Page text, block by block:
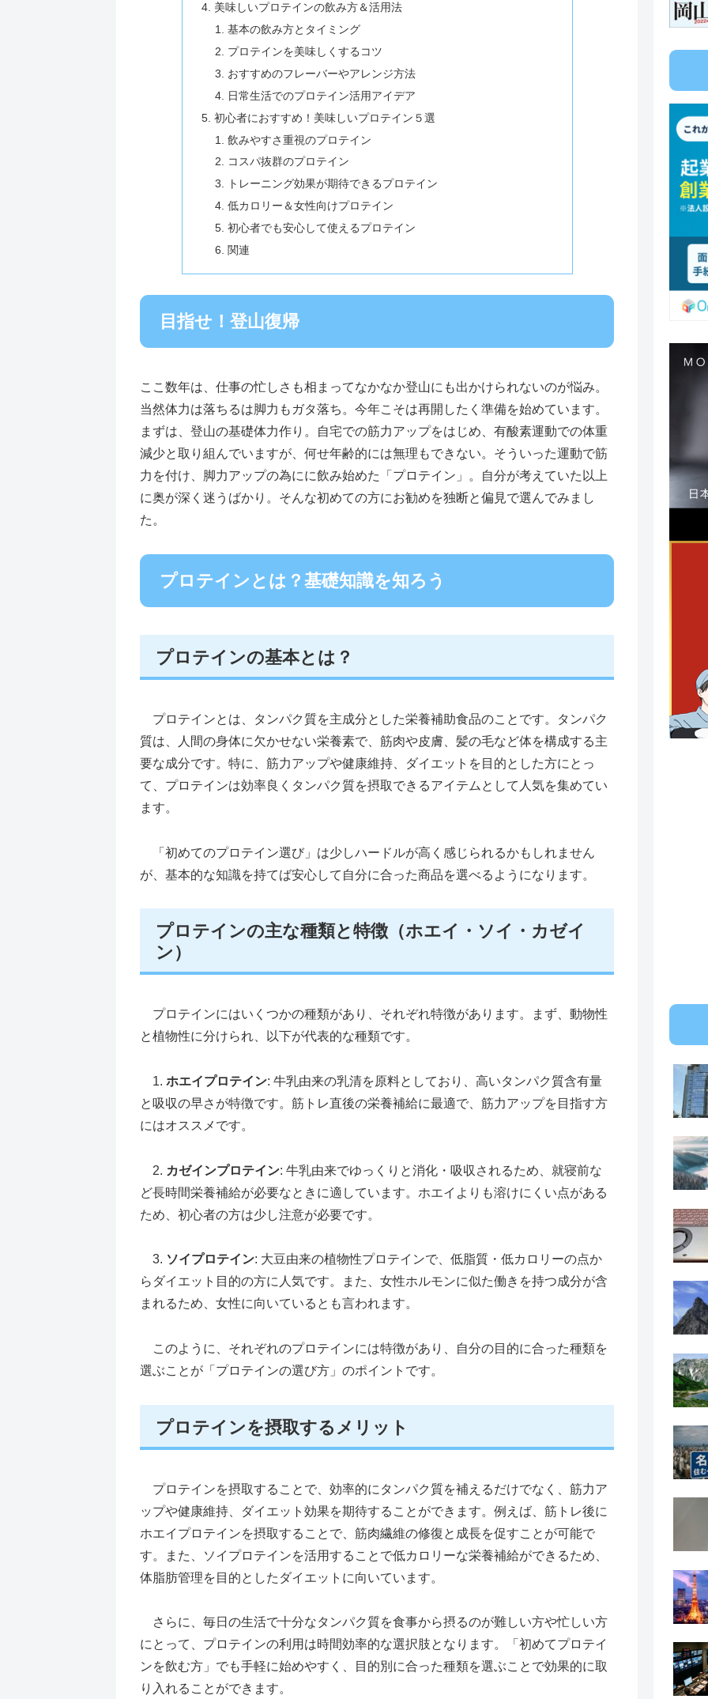
美味しいプロテインの飲み方＆活用法
基本の飲み方とタイミング
プロテインを美味しくするコツ
おすすめのフレーバーやアレンジ方法
日常生活でのプロテイン活用アイデア
初心者におすすめ！美味しいプロテイン５選
飲みやすさ重視のプロテイン
コスパ抜群のプロテイン
トレーニング効果が期待できるプロテイン
低カロリー＆女性向けプロテイン
初心者でも安心して使えるプロテイン
関連
目指せ！登山復帰
ここ数年は、仕事の忙しさも相まってなかなか登山にも出かけられないのが悩み。
当然体力は落ちるは脚力もガタ落ち。今年こそは再開したく準備を始めています。
まずは、登山の基礎体力作り。自宅での筋力アップをはじめ、有酸素運動での体重
減少と取り組んでいますが、何せ年齢的には無理もできない。そういった運動で筋
力を付け、脚力アップの為にに飲み始めた「プロテイン」。自分が考えていた以上
に奥が深く迷うばかり。そんな初めての方にお勧めを独断と偏見で選んでみまし
た。
プロテインとは？基礎知識を知ろう
プロテインの基本とは？
プロテインとは、タンパク質を主成分とした栄養補助食品のことです。タンパク
質は、人間の身体に欠かせない栄養素で、筋肉や皮膚、髪の毛など体を構成する主
要な成分です。特に、筋力アップや健康維持、ダイエットを目的とした方にとっ
て、プロテインは効率良くタンパク質を摂取できるアイテムとして人気を集めてい
ます。
「初めてのプロテイン選び」は少しハードルが高く感じられるかもしれません
が、基本的な知識を持てば安心して自分に合った商品を選べるようになります。
プロテインの主な種類と特徴（ホエイ・ソイ・カゼイ
ン）
プロテインにはいくつかの種類があり、それぞれ特徴があります。まず、動物性
と植物性に分けられ、以下が代表的な種類です。
1. ホエイプロテイン: 牛乳由来の乳清を原料としており、高いタンパク質含有量
と吸収の早さが特徴です。筋トレ直後の栄養補給に最適で、筋力アップを目指す方
にはオススメです。
2. カゼインプロテイン: 牛乳由来でゆっくりと消化・吸収されるため、就寝前な
ど長時間栄養補給が必要なときに適しています。ホエイよりも溶けにくい点がある
ため、初心者の方は少し注意が必要です。
3. ソイプロテイン: 大豆由来の植物性プロテインで、低脂質・低カロリーの点か
らダイエット目的の方に人気です。また、女性ホルモンに似た働きを持つ成分が含
まれるため、女性に向いているとも言われます。
このように、それぞれのプロテインには特徴があり、自分の目的に合った種類を
選ぶことが「プロテインの選び方」のポイントです。
プロテインを摂取するメリット
プロテインを摂取することで、効率的にタンパク質を補えるだけでなく、筋力ア
ップや健康維持、ダイエット効果を期待することができます。例えば、筋トレ後に
ホエイプロテインを摂取することで、筋肉繊維の修復と成長を促すことが可能で
す。また、ソイプロテインを活用することで低カロリーな栄養補給ができるため、
体脂肪管理を目的としたダイエットに向いています。
さらに、毎日の生活で十分なタンパク質を食事から摂るのが難しい方や忙しい方
にとって、プロテインの利用は時間効率的な選択肢となります。「初めてプロテイ
ンを飲む方」でも手軽に始めやすく、目的別に合った種類を選ぶことで効果的に取
り入れることができます。